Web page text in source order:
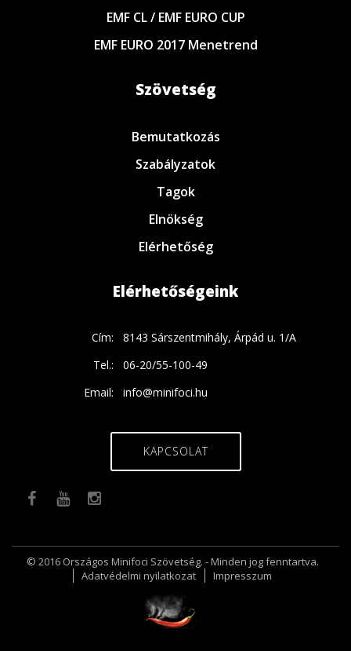
EMF CL / EMF EURO CUP
EMF EURO 2017 Menetrend
Szövetség
Bemutatkozás
Szabályzatok
Tagok
Elnökség
Elérhetőség
Elérhetőségeink
Cím:
8143 Sárszentmihály, Árpád u. 1/A
Tel.:
06-20/55-100-49
Email:
info@minifoci.hu
KAPCSOLAT
© 2016 Országos Minifoci Szövetség. - Minden jog fenntartva.
Adatvédelmi nyilatkozat
Impresszum